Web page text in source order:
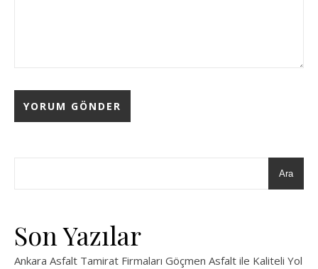
Ara
Son Yazılar
Ankara Asfalt Tamirat Firmaları Göçmen Asfalt ile Kaliteli Yol